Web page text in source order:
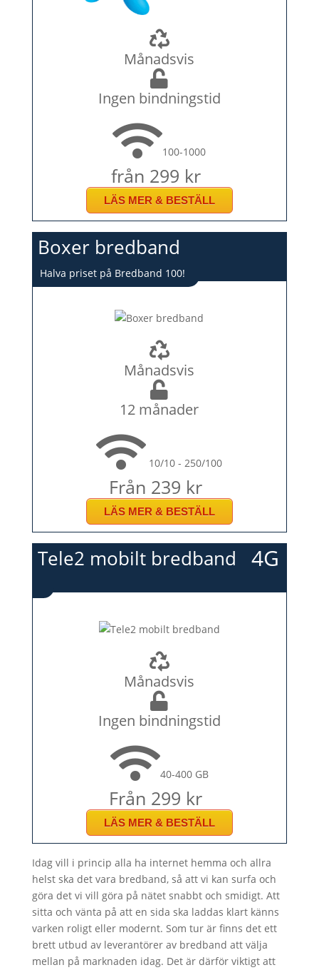
Månadsvis
Ingen bindningstid
100-1000
från 299 kr
LÄS MER & BESTÄLL
Boxer bredband
Halva priset på Bredband 100!
Månadsvis
12 månader
10/10 - 250/100
Från 239 kr
LÄS MER & BESTÄLL
4G
Tele2 mobilt bredband
Månadsvis
Ingen bindningstid
40-400 GB
Från 299 kr
LÄS MER & BESTÄLL
Idag vill i princip alla ha internet hemma och allra
helst ska det vara bredband, så att vi kan surfa och
göra det vi vill göra på nätet snabbt och smidigt. Att
sitta och vänta på att en sida ska laddas klart känns
varken roligt eller modernt. Som tur är finns det ett
brett utbud av leverantörer av bredband att välja
mellan på marknaden idag. Det är därför viktigt att